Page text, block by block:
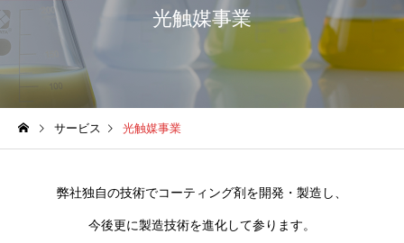
光触媒事業
サービス 光触媒事業
弊社独自の技術でコーティング剤を開発・製造し、
今後更に製造技術を進化して参ります。